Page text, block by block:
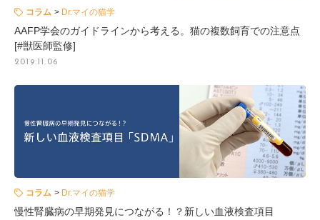
コラム Dr.マイの猫学
AAFP学会のガイドラインから考える。猫の複数飼育での注意点
[#獣医師監修]
2019.11.06
コラム Dr.マイの猫学
慢性腎臓病の早期発見につながる！？新しい血液検査項目